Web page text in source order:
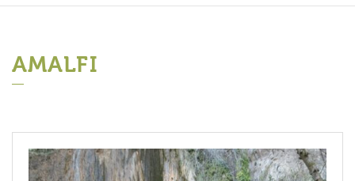
AMALFI